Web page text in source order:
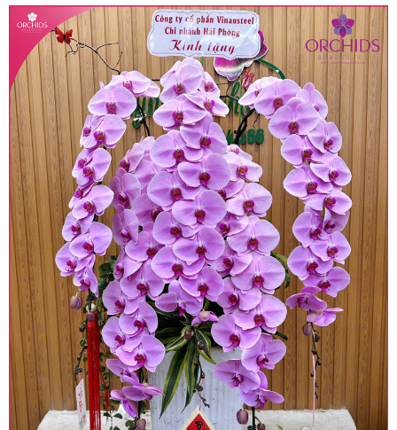
• Giá trên được miễn ship giao trong nội thành,
miễn phí in thiệp - banner theo yêu cầu khách
hàng.
• Beautiful Orchids liên kết với các cửa hàng
trên toàn quốc để phục vụ giao hoa tận nơi, mỗi
khu vực sẽ có mức giá khác nhau (tùy vào chi
phí mặt bằng, nguyên vật liệu,..) nên giá có thể sẽ
thay đổi so với giá niêm yết trên website. Khách
hàng ở Tỉnh thành khác vui lòng chủ động hỏi lại
giá trước khi đặt hàng, shop sẽ chủ động báo giá
chính xác khi có địa chỉ giao hàng cụ thể.